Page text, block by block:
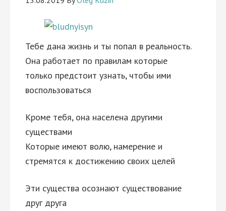
Тебе дана жизнь и ты попал в реальность.
Она работает по правилам которые
только предстоит узнать, чтобы ими
воспользоваться
Кроме тебя, она населена другими
существами
Которые имеют волю, намерение и
стремятся к достижению своих целей
Эти существа осознают существование
друг друга